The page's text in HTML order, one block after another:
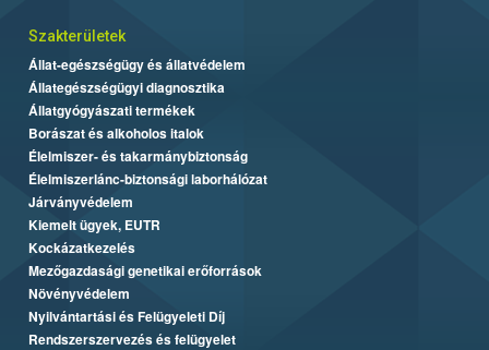
Szakterületek
Állat-egészségügy és állatvédelem
Állategészségügyi diagnosztika
Állatgyógyászati termékek
Borászat és alkoholos italok
Élelmiszer- és takarmánybiztonság
Élelmiszerlánc-biztonsági laborhálózat
Járványvédelem
Kiemelt ügyek, EUTR
Kockázatkezelés
Mezőgazdasági genetikai erőforrások
Növényvédelem
Nyilvántartási és Felügyeleti Díj
Rendszerszervezés és felügyelet